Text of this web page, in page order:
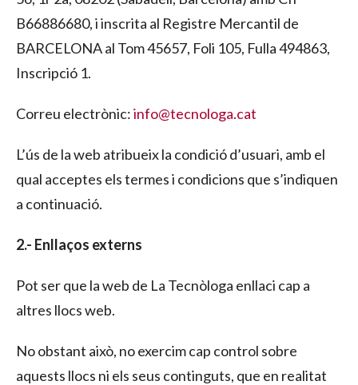
B66886680, i inscrita al Registre Mercantil de
BARCELONA al Tom 45657, Foli 105, Fulla 494863,
Inscripció 1.
Correu electrònic:info@tecnologa.cat
L’ús de la web atribueix la condició d’usuari, amb el
qual acceptes els termes i condicions que s’indiquen
a continuació.
2.- Enllaços externs
Pot ser que la web de La Tecnòloga enllaci cap a
altres llocs web.
No obstant això, no exercim cap control sobre
aquests llocs ni els seus continguts, que en realitat